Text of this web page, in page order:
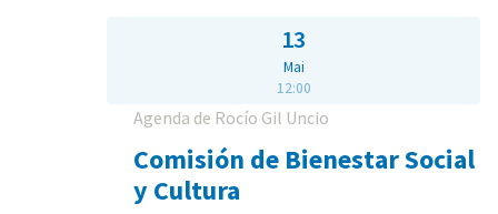
13
Mai
12:00
Agenda de Rocío Gil Uncio
Comisión de Bienestar Social
y Cultura